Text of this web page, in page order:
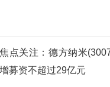
焦点关注：德方纳米
增募资不超过29亿元